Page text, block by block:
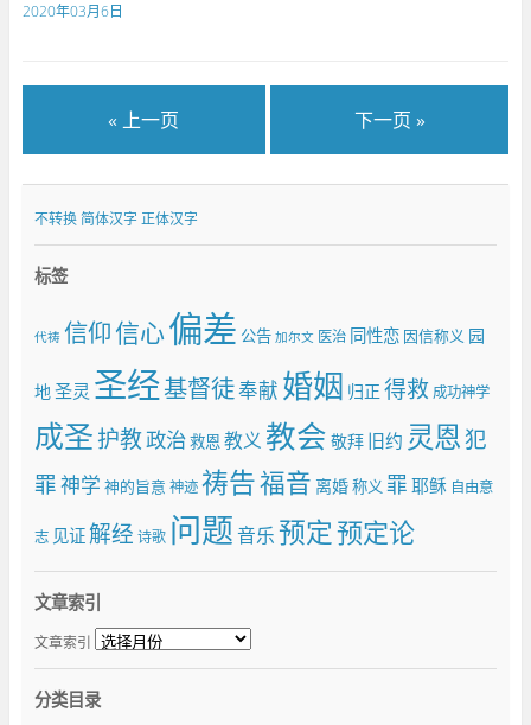
2020年03月6日
« 上一页 下一页 »
不转换 简体汉字 正体汉字
标签
代祷 信仰信心偏差 公告 加尔文 医治 同性恋 因信称义 园
地圣灵 圣经基督徒奉献 婚姻 归正 得救 成功神学
成圣护教政治救恩 教义 教会 敬拜 旧约 灵恩犯
罪神学 神的旨意 神迹 祷告福音 离婚称义 罪 耶稣 自由意
志 见证解经 诗歌 问题音乐预定预定论
文章索引
文章索引
分类目录